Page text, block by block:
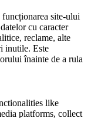
site-ului
cu caracter
reclame, alte
inutile. Este
înainte de a rula
like
platforms, collect